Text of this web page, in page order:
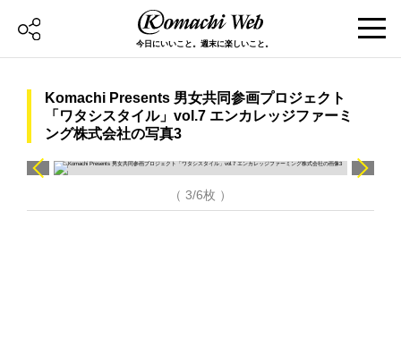
今日にいいこと。週末に楽しいこと。
Komachi Presents 男女共同参画プロジェクト
「ワタシスタイル」vol.7 エンカレッジファーミ
ング株式会社の写真3
（ 3/6枚 ）